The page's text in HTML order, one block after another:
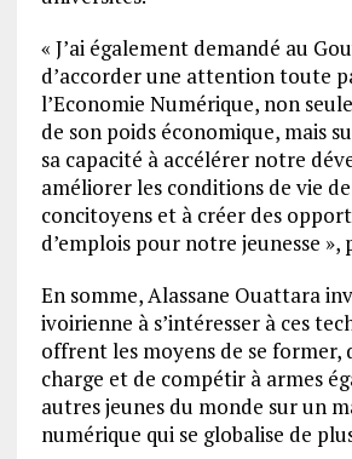
« J’ai également demandé au
d’accorder une attention toute
l’Economie Numérique, non
de son poids économique, mais
sa capacité à accélérer notre
améliorer les conditions de vie
concitoyens et à créer des
d’emplois pour notre jeunesse »,
En somme, Alassane Ouattara
ivoirienne à s’intéresser à ces
offrent les moyens de se former,
charge et de compétir à armes
autres jeunes du monde sur un
numérique qui se globalise de